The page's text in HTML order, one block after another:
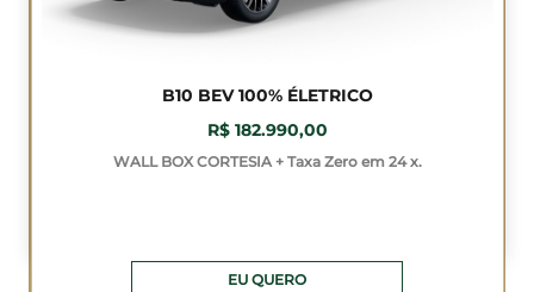
B10 BEV 100% ÉLETRICO
R$ 182.990,00
WALL BOX CORTESIA + Taxa Zero em 24 x.
EU QUERO